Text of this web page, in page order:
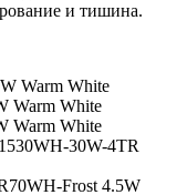
и тишина.
Warm White
Warm White
Warm White
30W-4TR
Frost 4.5W